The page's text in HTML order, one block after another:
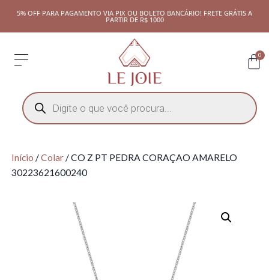
5% OFF PARA PAGAMENTO VIA PIX OU BOLETO BANCÁRIO! FRETE GRÁTIS A
PARTIR DE R$ 1000
0
Início /Colar/ CO Z PT PEDRA CORAÇAO AMARELO
30223621600240